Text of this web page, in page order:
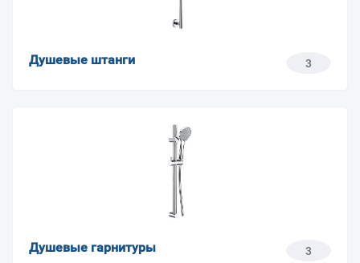
Душевые штанги 3
Душевые гарнитуры 3